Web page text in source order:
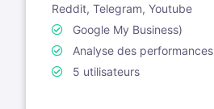
Reddit, Telegram, Youtube
Google My Business)
Analyse des performances
5 utilisateurs